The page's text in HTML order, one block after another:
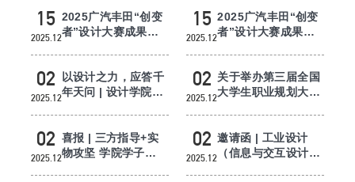
办事指南
15
2025.12
2025广汽丰田“创变
者”设计大赛成果发
15
2025.12
2025广汽丰田“创变
者”设计大赛成果发
02
2025.12
以设计之力，应答千
年天问 | 设计学院学
02
2025.12
关于举办第三届全国
大学生职业规划大赛
02
2025.12
喜报 | 三方指导+实
物攻坚 学院学子
02
2025.12
邀请函 | 工业设计
（信息与交互设计）